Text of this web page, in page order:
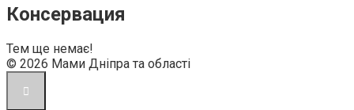
Ви
тут:
Консервация
Тем ще немає!
© 2026 Мами Дніпра та області